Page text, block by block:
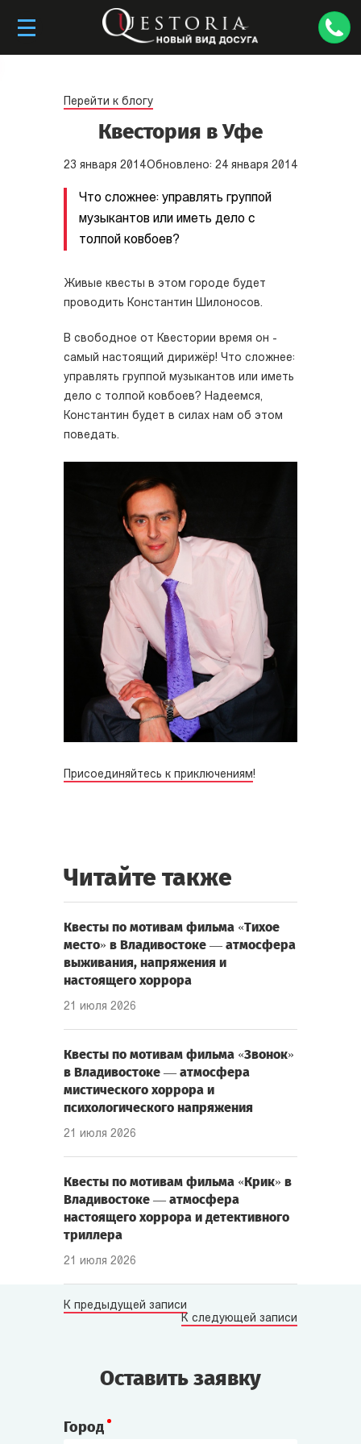
Перейти к блогу
Квестория в Уфе
23 января 2014Обновлено: 24 января 2014
Что сложнее: управлять группой
музыкантов или иметь дело с
толпой ковбоев?
Живые квесты в этом городе будет
проводить Константин Шилоносов.
В свободное от Квестории время он -
самый настоящий дирижёр! Что сложнее:
управлять группой музыкантов или иметь
дело с толпой ковбоев? Надеемся,
Константин будет в силах нам об этом
поведать.
Присоединяйтесь к приключениям!
Читайте также
Квесты по мотивам фильма «Тихое
место» в Владивостоке — атмосфера
выживания, напряжения и
настоящего хоррора
21 июля 2026
Квесты по мотивам фильма «Звонок»
в Владивостоке — атмосфера
мистического хоррора и
психологического напряжения
21 июля 2026
Квесты по мотивам фильма «Крик» в
Владивостоке — атмосфера
настоящего хоррора и детективного
триллера
21 июля 2026
К предыдущей записи
К следующей записи
Оставить заявку
Город